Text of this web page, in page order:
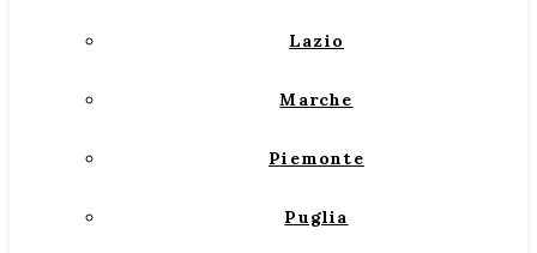
Lazio
Marche
Piemonte
Puglia